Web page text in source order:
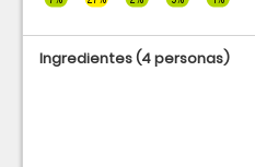
Ingredientes(4 personas)